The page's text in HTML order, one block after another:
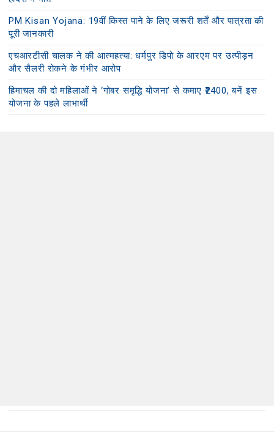
PM Kisan Yojana: 19वीं किस्त पाने के लिए जरूरी शर्तें और पात्रता की
पूरी जानकारी
एचआरटीसी चालक ने की आत्महत्या: धर्मपुर डिपो के आरएम पर उत्पीड़न
और सैलरी रोकने के गंभीर आरोप
हिमाचल की दो महिलाओं ने ‘गोबर समृद्धि योजना’ से कमाए ₹2400, बनें इस
योजना के पहले लाभार्थी